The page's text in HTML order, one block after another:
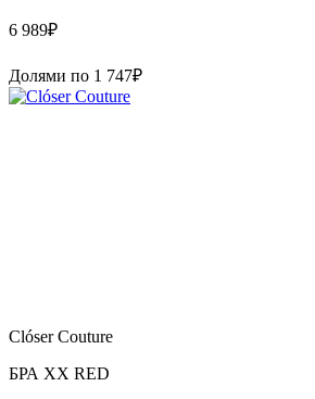
6 989₽
Долями по 1 747₽
Clóser Couture
БРА XX RED